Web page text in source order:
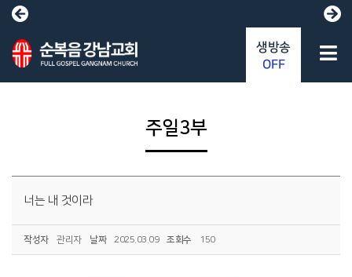
주일3부
너는 내 것이라
작성자 관리자 날짜 2025.03.09 조회수 150
생방송
OFF